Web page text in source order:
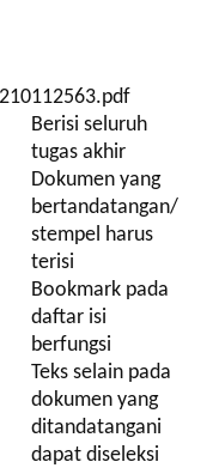
Berisi seluruh
tugas akhir
Dokumen yang
bertandatangan/
stempel harus
terisi
Bookmark pada
daftar isi
berfungsi
Teks selain pada
dokumen yang
ditandatangani
dapat diseleksi